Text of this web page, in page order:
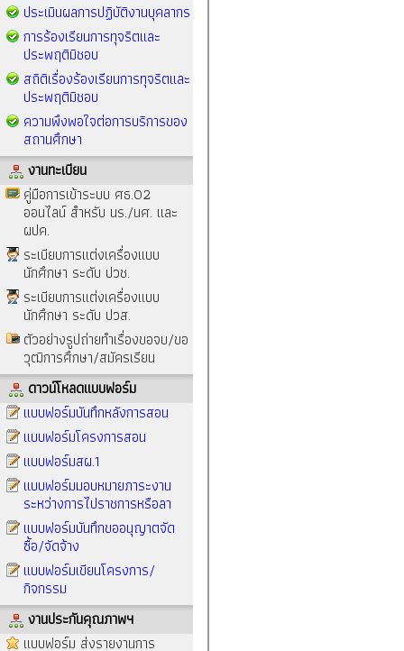
ประเมินผลการปฏิบัติงานบุคลากร
การร้องเรียนการทุจริตและ
ประพฤติมิชอบ
สถิติเรื่องร้องเรียนการทุจริตและ
ประพฤติมิชอบ
ความพึงพอใจต่อการบริการของ
สถานศึกษา
งานทะเบียน
คู่มือการเข้าระบบ ศธ.02
ออนไลน์ สำหรับ นร./นศ. และ
ผปค.
ระเบียบการแต่งเครื่องแบบ
นักศึกษา ระดับ ปวช.
ระเบียบการแต่งเครื่องแบบ
นักศึกษา ระดับ ปวส.
ตัวอย่างรูปถ่ายทำเรื่องขอจบ/ขอ
วุฒิการศึกษา/สมัครเรียน
ดาวน์โหลดแบบฟอร์ม
แบบฟอร์มบันทึกหลังการสอน
แบบฟอร์มโครงการสอน
แบบฟอร์มสผ.1
แบบฟอร์มมอบหมายภาระงาน
ระหว่างการไปราชการหรือลา
แบบฟอร์มบันทึกขออนุญาตจัด
ซื้อ/จัดจ้าง
แบบฟอร์มเขียนโครงการ/
กิจกรรม
งานประกันคุณภาพฯ
แบบฟอร์ม ส่งรายงานการ